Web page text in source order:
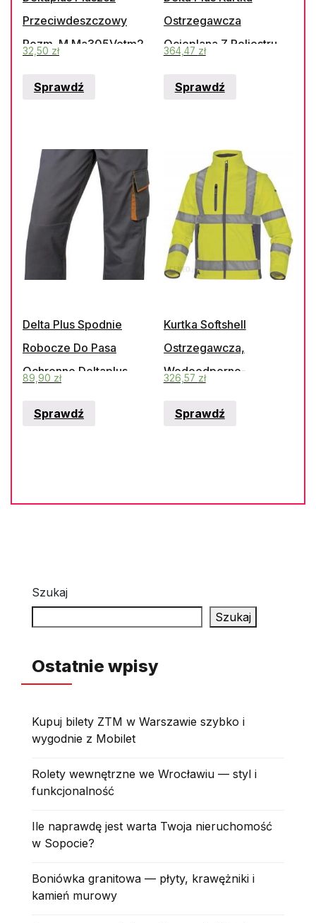
Przeciwdeszczowy
Rozm. M Ma305Vetm2
32,50 zł
Sprawdź
Ostrzegawcza
Ocieplana Z Poliestru
Pu Kolor
Corp Stra2Orxg
364,47 zł
Sprawdź
Delta Plus Spodnie
Robocze Do Pasa
Ochronne Deltaplus
89,90 zł
Sprawdź
Kurtka Softshell
Ostrzegawcza,
Wodoodporno-
Rozmiar Xl Moon2Jgx
326,57 zł
Sprawdź
Szukaj
Szukaj
Ostatnie wpisy
Kupuj bilety ZTM w Warszawie szybko i
wygodnie z Mobilet
Rolety wewnętrzne we Wrocławiu — styl i
funkcjonalność
Ile naprawdę jest warta Twoja nieruchomość
w Sopocie?
Boniówka granitowa — płyty, krawężniki i
kamień murowy